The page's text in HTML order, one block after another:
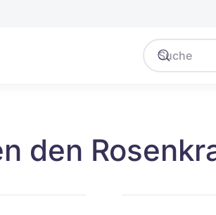
den